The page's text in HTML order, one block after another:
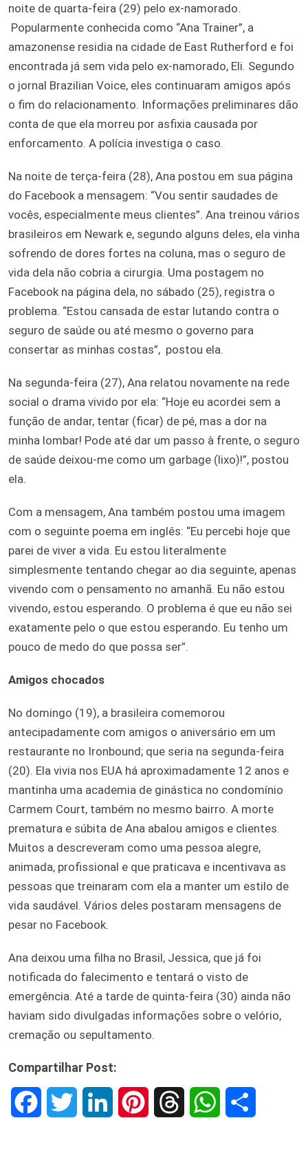
noite de quarta-feira (29) pelo ex-namorado.
Popularmente conhecida como “Ana Trainer”, a
amazonense residia na cidade de East Rutherford e foi
encontrada já sem vida pelo ex-namorado, Eli. Segundo
o jornal Brazilian Voice, eles continuaram amigos após
o fim do relacionamento. Informações preliminares dão
conta de que ela morreu por asfixia causada por
enforcamento. A polícia investiga o caso.
Na noite de terça-feira (28), Ana postou em sua página
do Facebook a mensagem: “Vou sentir saudades de
vocês, especialmente meus clientes”. Ana treinou vários
brasileiros em Newark e, segundo alguns deles, ela vinha
sofrendo de dores fortes na coluna, mas o seguro de
vida dela não cobria a cirurgia. Uma postagem no
Facebook na página dela, no sábado (25), registra o
problema. “Estou cansada de estar lutando contra o
seguro de saúde ou até mesmo o governo para
consertar as minhas costas”, postou ela.
Na segunda-feira (27), Ana relatou novamente na rede
social o drama vivido por ela: “Hoje eu acordei sem a
função de andar, tentar (ficar) de pé, mas a dor na
minha lombar! Pode até dar um passo à frente, o seguro
de saúde deixou-me como um garbage (lixo)!”, postou
ela.
Com a mensagem, Ana também postou uma imagem
com o seguinte poema em inglês: “Eu percebi hoje que
parei de viver a vida. Eu estou literalmente
simplesmente tentando chegar ao dia seguinte, apenas
vivendo com o pensamento no amanhã. Eu não estou
vivendo, estou esperando. O problema é que eu não sei
exatamente pelo o que estou esperando. Eu tenho um
pouco de medo do que possa ser”.
Amigos chocados
No domingo (19), a brasileira comemorou
antecipadamente com amigos o aniversário em um
restaurante no Ironbound; que seria na segunda-feira
(20). Ela vivia nos EUA há aproximadamente 12 anos e
mantinha uma academia de ginástica no condomínio
Carmem Court, também no mesmo bairro. A morte
prematura e súbita de Ana abalou amigos e clientes.
Muitos a descreveram como uma pessoa alegre,
animada, profissional e que praticava e incentivava as
pessoas que treinaram com ela a manter um estilo de
vida saudável. Vários deles postaram mensagens de
pesar no Facebook.
Ana deixou uma filha no Brasil, Jessica, que já foi
notificada do falecimento e tentará o visto de
emergência. Até a tarde de quinta-feira (30) ainda não
haviam sido divulgadas informações sobre o velório,
cremação ou sepultamento.
Compartilhar Post: